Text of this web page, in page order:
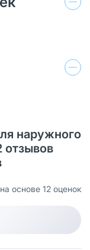
наружного
отзывов
на основе 12 оценок